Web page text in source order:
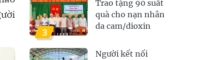
3
Trao tặng 90 suất
quà cho nạn nhân
da cam/dioxin
Người kết nối